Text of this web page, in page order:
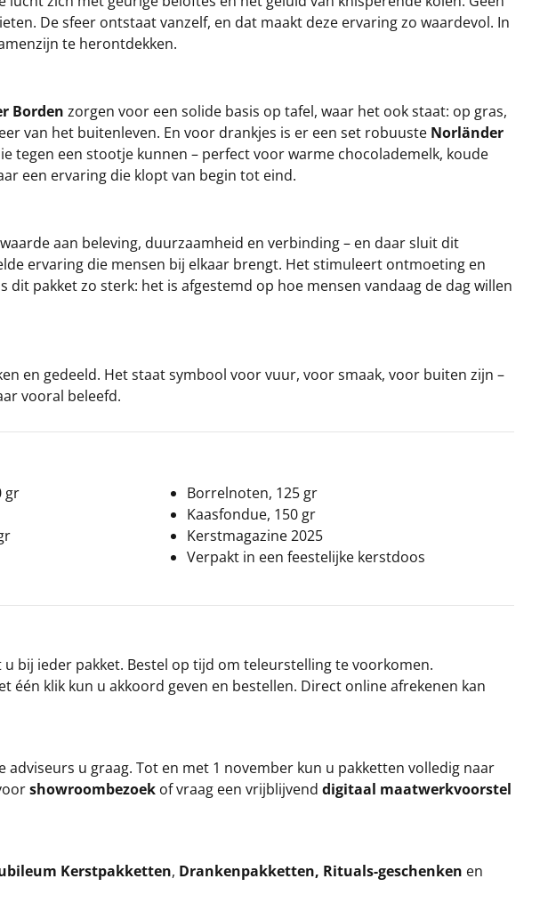
De sfeer ontstaat vanzelf, en dat maakt deze ervaring zo waardevol. In
te herontdekken.
Borden zorgen voor een solide basis op tafel, waar het ook staat: op gras,
van het buitenleven. En voor drankjes is er een set robuuste Norländer
tegen een stootje kunnen – perfect voor warme chocolademelk, koude
een ervaring die klopt van begin tot eind.
aan beleving, duurzaamheid en verbinding – en daar sluit dit
ervaring die mensen bij elkaar brengt. Het stimuleert ontmoeting en
pakket zo sterk: het is afgestemd op hoe mensen vandaag de dag willen
en gedeeld. Het staat symbool voor vuur, voor smaak, voor buiten zijn –
vooral beleefd.
gr
Borrelnoten, 125 gr
Kaasfondue, 150 gr
Kerstmagazine 2025
Verpakt in een feestelijke kerstdoos
bij ieder pakket. Bestel op tijd om teleurstelling te voorkomen.
klik kun u akkoord geven en bestellen. Direct online afrekenen kan
adviseurs u graag. Tot en met 1 november kun u pakketten volledig naar
showroombezoek of vraag een vrijblijvend digitaal maatwerkvoorstel
Kerstpakketten, Drankenpakketten, Rituals-geschenken en